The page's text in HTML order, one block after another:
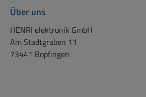
Über uns
HENRI elektronik GmbH
Am Stadtgraben 11
73441 Bopfingen